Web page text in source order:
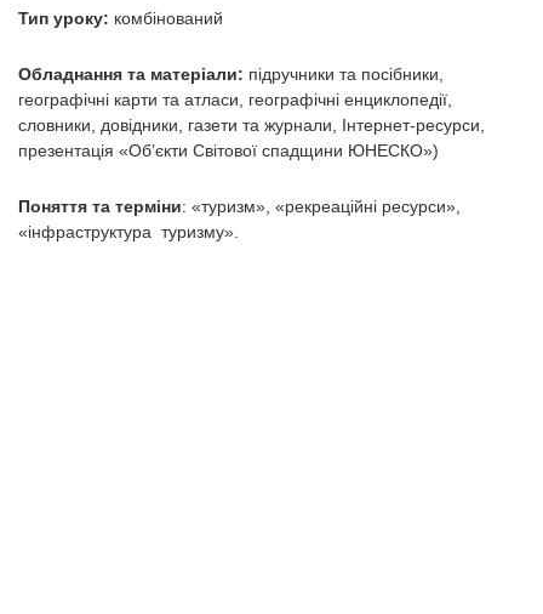
Тип уроку: комбінований
Обладнання та матеріали: підручники та посібники,
географічні карти та атласи, географічні енциклопедії,
словники, довідники, газети та журнали, Інтернет-ресурси,
презентація «Об’єкти Світової спадщини ЮНЕСКО»)
Поняття та терміни: «туризм», «рекреаційні ресурси»,
«інфраструктура туризму».